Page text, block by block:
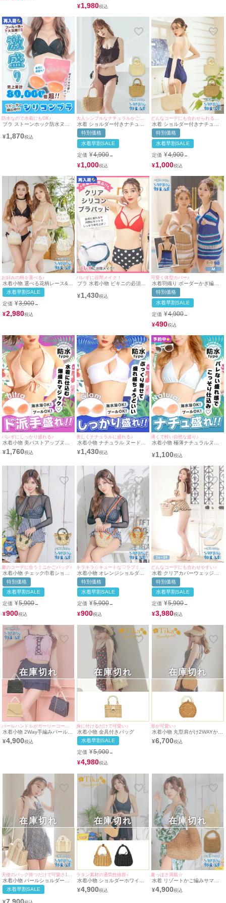
¥1,980
防水なので水着にもOK♪
ブラ ストーンホック防水ヌー
¥1,870
大人シンプルなナチュラルかごバッグ♪
水着 ショルダー付きナチュラ
ルペーパーかごバッグ
特別価格
水着早割SALE
定価 ¥4,900→
¥1,000
水着 ショルダー付きナチュラ
ルトートメッシュかごバッグ
特別価格
水着早割SALE
定価 ¥4,900→
¥1,000
お好みの柄を選べる♪
水着小物 選べる花柄レース&リ
ーフ柄レース2Way巾着かごバ
ッグ
水着早割SALE
定価 ¥3,900→
¥2,980
バレずに谷間メイク！
ブラ 水着小物 ビキニの必須ア
ド
¥1,430
可愛く体型カバー♪
水着羽織り ボーダーかぎ編み
体型カバーワンピース
特別価格
水着早割SALE
定価 ¥4,900→
¥490
バレずにしっかり盛れる♪
水着小物 美バストアップヌー
ドブラ[myMinette/マイミネッ
ト]
¥1,760
美しくナチュラルに盛れる♪
水着小物 ナチュラル ヌードブ
ラ
¥1,430
薄くて軽い自然な盛り♪
水着小物 極薄ナチュラルヌー
¥1,100
夏のコーデに合うミニかごバッグ♪
水着小物 チェック巾着ショル
ダー&ビジュー付きストローミ
ニかごバッグ
特別価格
水着早割SALE
定価 ¥5,900→
¥900
水着小物 オレンジショルダー
付きビジューミニカゴバッグ
特別価格
水着早割SALE
定価 ¥5,900→
¥900
どんなコーデにも合わせやすい♪
水着 クリアカバーウェッジソ
ールサンダル
特別価格
水着早割SALE
定価 ¥5,900→
¥3,980
水着小物 2Way手編みパールス
クエアかごバッグ
¥4,900
在庫切れ
身に付けるだけで可愛い♪
水着小物 金具付きバッグ
水着早割SALE
定価 ¥5,900→
¥4,980
在庫切れ
形が可愛い♪
水着小物 丸型肩がけ2WAYかご
バッグ
¥6,700
在庫切れ
水着小物 パールショルダー付
き♡持ち手パールストローかご
バッグ
水着早割SALE
在庫切れ
ラタン素材の通気性抜群♪
水着小物 ショルダーホワイト
巾着付きミニかごバッグ
¥4,900
在庫切れ
夏っぽさ満載☆
水着 リゾートかご編みサマー
トートバッグ
¥4,900
在庫切れ